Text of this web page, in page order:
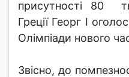
присутності 80
Греції Георг I
Олімпіади нового
Звісно, до